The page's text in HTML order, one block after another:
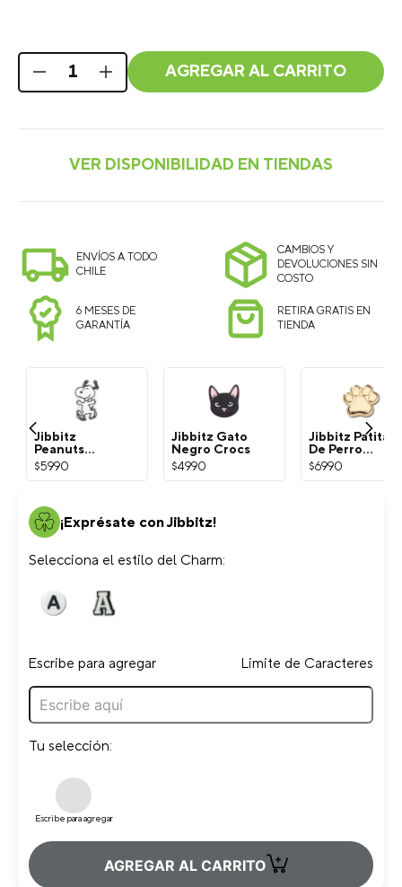
AGREGAR AL CARRITO
ENVÍOS A TODO
CHILE
CAMBIOS Y
DEVOLUCIONES SIN
COSTO
6 MESES DE
GARANTÍA
RETIRA GRATIS EN
TIENDA
Jibbitz
Peanuts
Snoopy
Blanco Crocs
$5990
Jibbitz Gato
Negro Crocs
$4990
Jibbitz Patita
De Perro
Dorada Crocs
$6990
¡Exprésate con Jibbitz!
Selecciona el estilo del Charm:
Escribe para agregar Limite de Caracteres
Tu selección:
Escribe para agregar
AGREGAR AL CARRITO +